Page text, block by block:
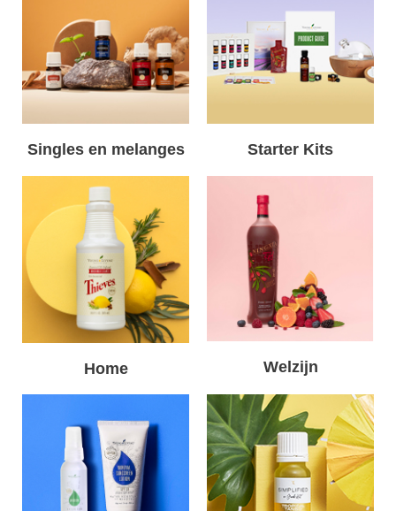
Singles en melanges Starter Kits
Home Welzijn